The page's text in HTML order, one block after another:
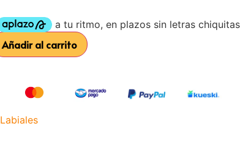
Añadir al carrito
Labiales